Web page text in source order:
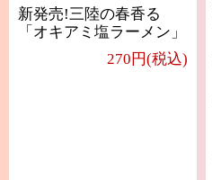
新発売!三陸の春香る
「オキアミ塩ラーメン」
270円(税込)